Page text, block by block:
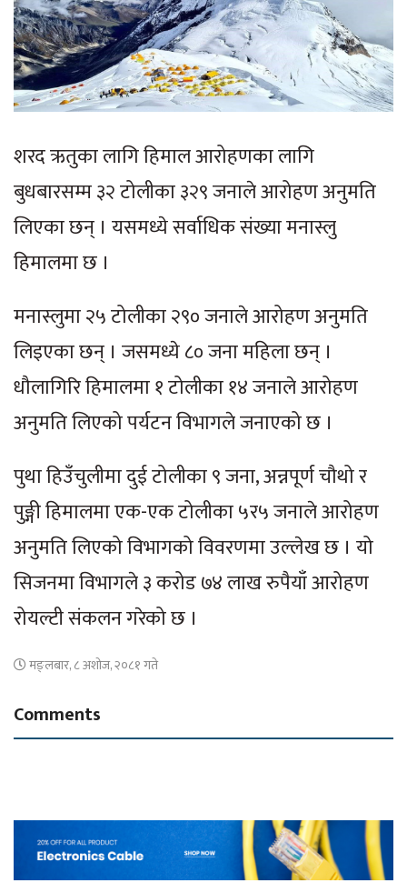
शरद ऋतुका लागि हिमाल आरोहणका लागि
बुधबारसम्म ३२ टोलीका ३२९ जनाले आरोहण अनुमति
लिएका छन् । यसमध्ये सर्वाधिक संख्या मनास्लु
हिमालमा छ ।
मनास्लुमा २५ टोलीका २९० जनाले आरोहण अनुमति
लिइएका छन् । जसमध्ये ८० जना महिला छन् ।
धौलागिरि हिमालमा १ टोलीका १४ जनाले आरोहण
अनुमति लिएको पर्यटन विभागले जनाएको छ ।
पुथा हिउँचुलीमा दुई टोलीका ९ जना, अन्नपूर्ण चौथो र
पुङ्गी हिमालमा एक-एक टोलीका ५र५ जनाले आरोहण
अनुमति लिएको विभागको विवरणमा उल्लेख छ । यो
सिजनमा विभागले ३ करोड ७४ लाख रुपैयाँ आरोहण
रोयल्टी संकलन गरेको छ ।
मङ्लबार, ८ अशोज, २०८१ गते
Comments